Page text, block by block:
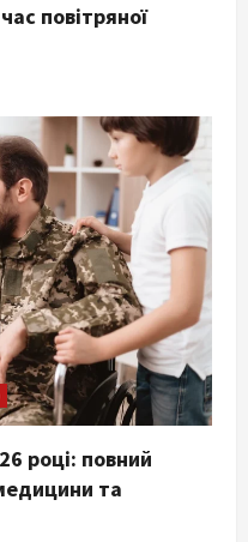
повітряної
році: повний
та